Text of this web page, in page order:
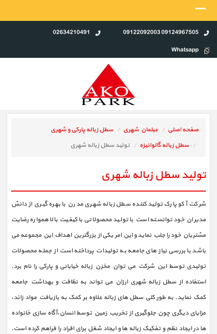
09124967505 09122092003
02634210491
Whatsapp
صفحه اصلی مبلمان شهری
سطل زباله پارکی و شهری
سطل زباله گالوانیزه
تولید سطل زباله شهری
تولید سطل زباله شهری
شرکت آکو پارک تولید کننده سطل زباله شهری مدرن با بهره گیری از دانش
مدیران خود توانسته است با تولید محصولاتی با کیفیت بالا همواره رضایت
مشتریان خود را جلب نماید و این امر یکی از بزرگترین اهداف این مجموعه می
باشد با بررسی نیاز های جامعه به تولیدات پرداخته است از جمله محصولات
تولیدی توسط این شرکت می توان مخزن زباله خیابانی و پارکی را نام برد.
استفاده از سطل زباله شهری ارزان می تواند به نظافت و بهداشت جامعه
کمک نماید. به طور کلی سطل های زباله علاوه بر کمک به بازیافت مواد زائد،
مزایای دیگری چون جلوگیری از تخریب زمین توسط انسان،آگاه سازی خانواده
ها در ایجاد نظم و تفکیک زباله ها و ایجاد شغل برای افراد را فراهم کرده است.